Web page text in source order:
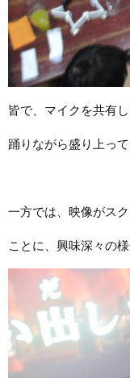
皆で、マイクを共有
踊りながら盛り上っ
一方では、映像がス
ことに、興味深々の